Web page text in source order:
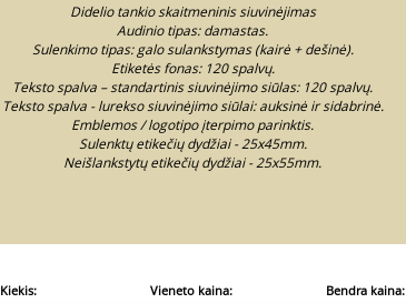
Didelio tankio skaitmeninis siuvinėjimas
Audinio tipas: damastas.
Sulenkimo tipas: galo sulankstymas (kairė + dešinė).
Etiketės fonas: 120 spalvų.
Teksto spalva – standartinis siuvinėjimo siūlas: 120 spalvų.
Teksto spalva - lurekso siuvinėjimo siūlai: auksinė ir sidabrinė.
Emblemos / logotipo įterpimo parinktis.
Sulenktų etikečių dydžiai - 25x45mm.
Neišlankstytų etikečių dydžiai - 25x55mm.
Kiekis: Vieneto kaina:
Bendra kaina: